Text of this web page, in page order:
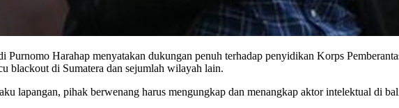
Harahap menyatakan dukungan penuh terhadap penyidikan Korps
blackout di Sumatera dan sejumlah wilayah lain.
lapangan, pihak berwenang harus mengungkap dan menangkap aktor intelektual di